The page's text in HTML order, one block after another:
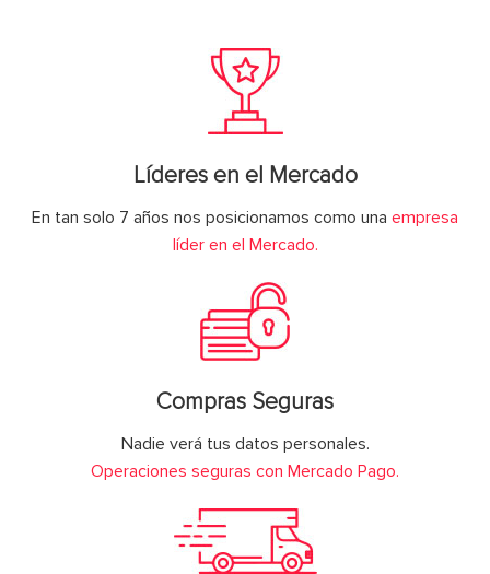
Líderes en el Mercado
En tan solo 7 años nos posicionamos como una empresa
líder en el Mercado.
Compras Seguras
Nadie verá tus datos personales.
Operaciones seguras con Mercado Pago.